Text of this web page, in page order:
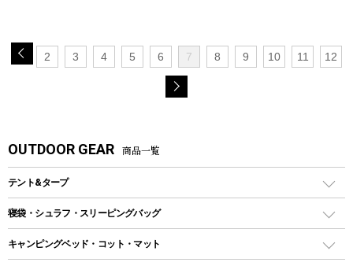
2 3 4 5 6 7 8 9 10 11 12
OUTDOOR GEAR 商品一覧
テント&タープ
テント
ツールームテント
寝袋・シュラフ・スリーピングバッグ
レクタングラー型（封筒型）シュラフ
キャンピングベッド・コット・マット